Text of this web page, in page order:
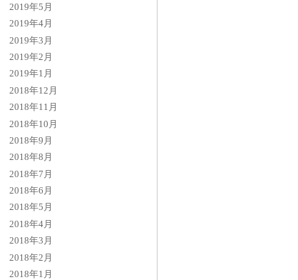
2019年5月
2019年4月
2019年3月
2019年2月
2019年1月
2018年12月
2018年11月
2018年10月
2018年9月
2018年8月
2018年7月
2018年6月
2018年5月
2018年4月
2018年3月
2018年2月
2018年1月